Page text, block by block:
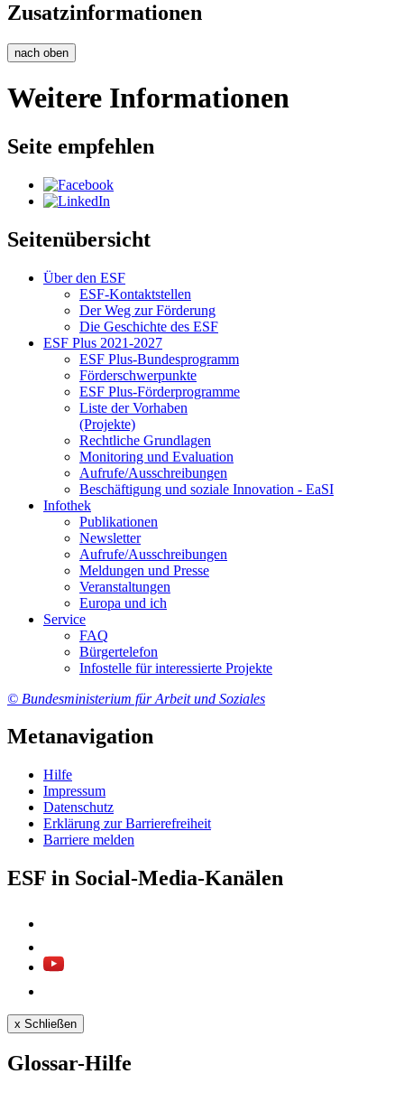
Zusatzinformationen
nach oben
Weitere Informationen
Seite empfehlen
Seitenübersicht
Über den ESF
ESF-Kon­takt­stel­len
Der Weg zur För­de­rung
Die Ge­schich­te des ESF
ESF Plus 2021-2027
ESF Plus-Bun­des­pro­gramm
För­der­schwer­punk­te
ESF Plus-För­der­pro­gram­me
Lis­te der Vor­ha­ben
(Pro­jek­te)
Recht­li­che Grund­la­gen
Mo­ni­to­ring und Eva­lua­ti­on
Auf­ru­fe/Aus­schrei­bun­gen
Be­schäf­ti­gung und so­zia­le In­no­va­ti­on - Ea­SI
In­fo­thek
Pu­bli­ka­tio­nen
Newslet­ter
Auf­ru­fe/Aus­schrei­bun­gen
Mel­dun­gen und Pres­se
Ver­an­stal­tun­gen
Eu­ro­pa und ich
Ser­vice
FAQ
Bür­ger­te­le­fon
In­fo­stel­le für in­ter­es­sier­te Pro­jek­te
© Bundesministerium für Arbeit und Soziales
Metanavigation
Hil­fe
Im­pres­s­um
Da­ten­schutz
Er­klä­rung zur Bar­rie­re­frei­heit
Bar­rie­re mel­den
ESF in Social-Media-Kanälen
x Schließen
Glossar-Hilfe